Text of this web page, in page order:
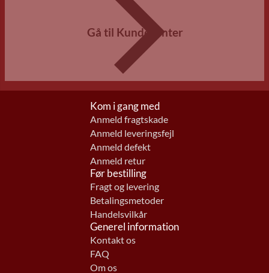
Gå til Kundecenter
Kom i gang med
Anmeld fragtskade
Anmeld leveringsfejl
Anmeld defekt
Anmeld retur
Før bestilling
Fragt og levering
Betalingsmetoder
Handelsvilkår
Generel information
Kontakt os
FAQ
Om os